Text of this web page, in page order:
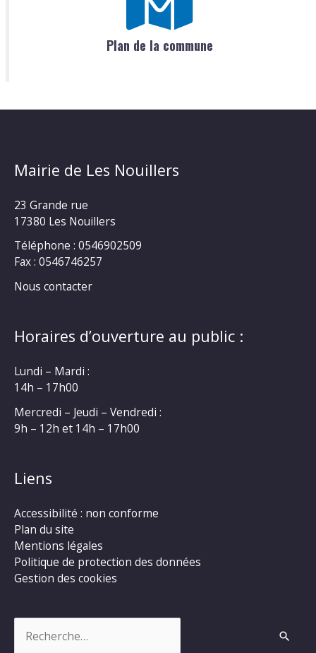
Plan de la commune
Mairie de Les Nouillers
23 Grande rue
17380 Les Nouillers
Téléphone : 0546902509
Fax : 0546746257
Nous contacter
Horaires d’ouverture au public :
Lundi – Mardi :
14h – 17h00
Mercredi – Jeudi – Vendredi :
9h – 12h et 14h – 17h00
Liens
Accessibilité : non conforme
Plan du site
Mentions légales
Politique de protection des données
Gestion des cookies